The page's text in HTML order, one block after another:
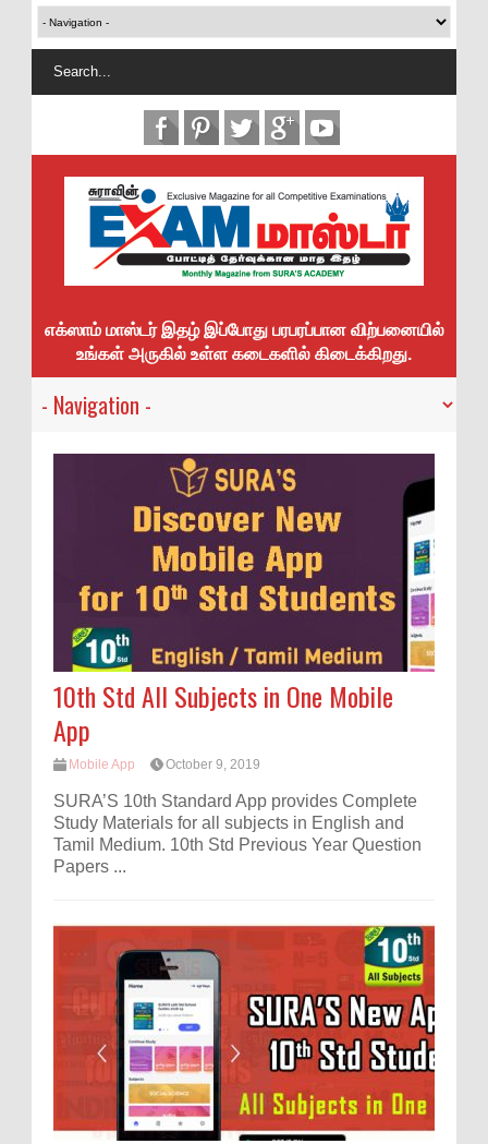
எக்ஸாம் மாஸ்டர் இதழ் இப்போது பரபரப்பான விற்பனையில்
உங்கள் அருகில் உள்ள கடைகளில் கிடைக்கிறது.
10th Std All Subjects in One Mobile
App
Mobile App October 9, 2019
SURA’S 10th Standard App provides Complete
Study Materials for all subjects in English and
Tamil Medium. 10th Std Previous Year Question
Papers ...